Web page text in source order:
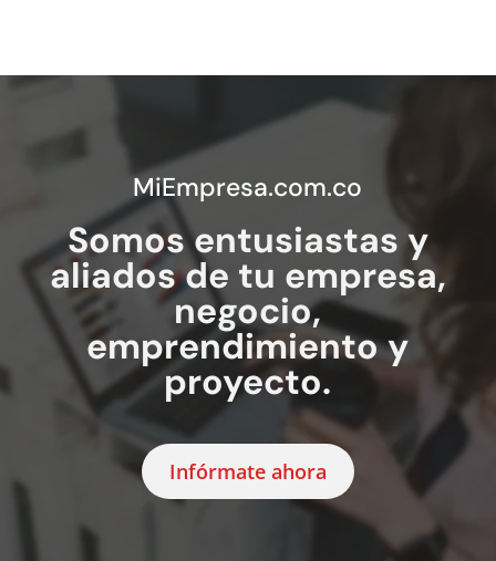
MiEmpresa.com.co
Somos entusiastas y
aliados de tu empresa,
negocio,
emprendimiento y
proyecto.
Infórmate ahora